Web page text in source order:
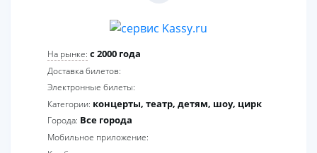
На рынке: c 2000 года
Доставка билетов:
Электронные билеты:
Категории: концерты, театр, детям, шоу, цирк
Города: Все города
Мобильное приложение: